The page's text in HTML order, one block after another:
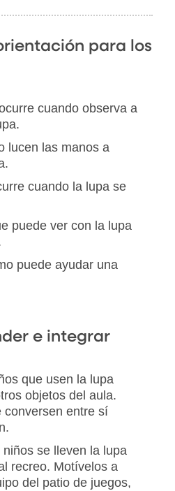
para los
cuando observa a
lucen las manos a
cuando la lupa se
puede ver con la lupa
puede ayudar una
e integrar
que usen la lupa
objetos del aula.
conversen entre sí
se lleven la lupa
recreo. Motívelos a
del patio de juegos,